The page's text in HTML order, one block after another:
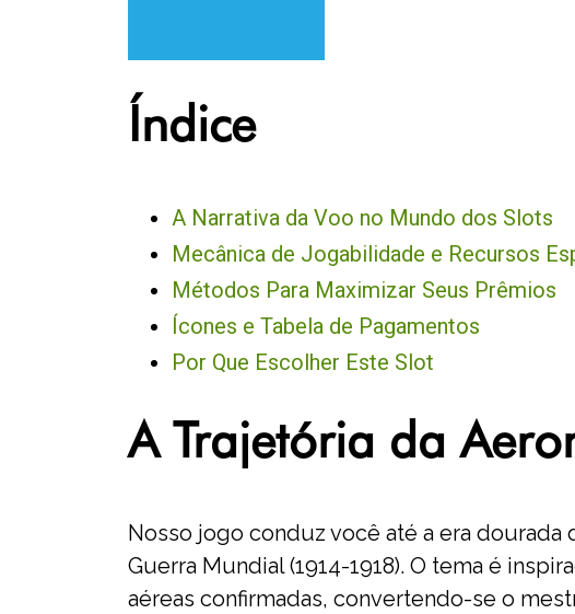
Índice
A Narrativa da Voo no Mundo dos Slots
Mecânica de Jogabilidade e Recursos
Métodos Para Maximizar Seus Prêmios
Ícones e Tabela de Pagamentos
Por Que Escolher Este Slot
A Trajetória da
Nosso jogo conduz você até a era
Guerra Mundial (1914-1918). O tema é
aéreas confirmadas, convertendo-se o